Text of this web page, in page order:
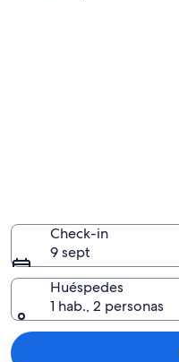
Cabo
de
Loop
Check-in
9 sept
Huéspedes
1 hab., 2 personas